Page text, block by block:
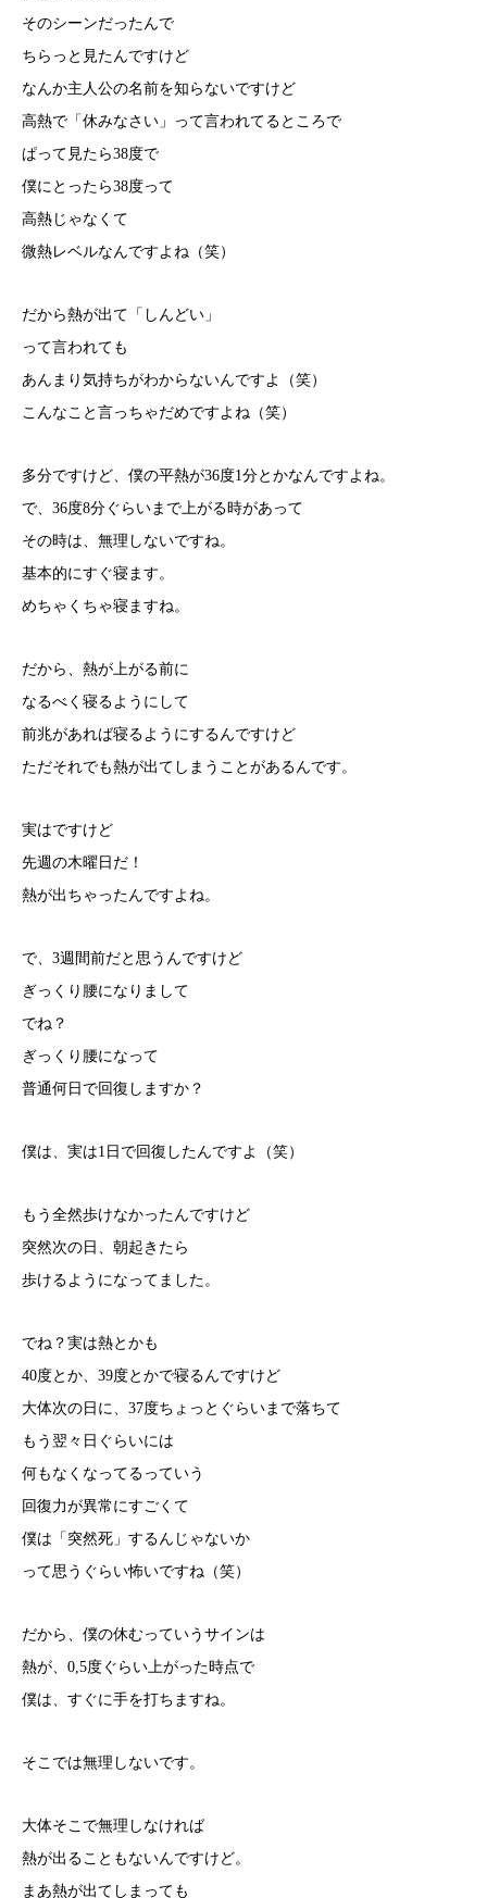
そのシーンだったんで
ちらっと見たんですけど
なんか主人公の名前を知らないですけど
高熱で「休みなさい」って言われてるところで
ぱって見たら38度で
僕にとったら38度って
高熱じゃなくて
微熱レベルなんですよね（笑）
だから熱が出て「しんどい」
って言われても
あんまり気持ちがわからないんですよ（笑）
こんなこと言っちゃだめですよね（笑）
多分ですけど、僕の平熱が36度1分とかなんですよね。
で、36度8分ぐらいまで上がる時があって
その時は、無理しないですね。
基本的にすぐ寝ます。
めちゃくちゃ寝ますね。
だから、熱が上がる前に
なるべく寝るようにして
前兆があれば寝るようにするんですけど
ただそれでも熱が出てしまうことがあるんです。
実はですけど
先週の木曜日だ！
熱が出ちゃったんですよね。
で、3週間前だと思うんですけど
ぎっくり腰になりまして
でね？
ぎっくり腰になって
普通何日で回復しますか？
僕は、実は1日で回復したんですよ（笑）
もう全然歩けなかったんですけど
突然次の日、朝起きたら
歩けるようになってました。
でね？実は熱とかも
40度とか、39度とかで寝るんですけど
大体次の日に、37度ちょっとぐらいまで落ちて
もう翌々日ぐらいには
何もなくなってるっていう
回復力が異常にすごくて
僕は「突然死」するんじゃないか
って思うぐらい怖いですね（笑）
だから、僕の休むっていうサインは
熱が、0,5度ぐらい上がった時点で
僕は、すぐに手を打ちますね。
そこでは無理しないです。
大体そこで無理しなければ
熱が出ることもないんですけど。
まあ熱が出てしまっても